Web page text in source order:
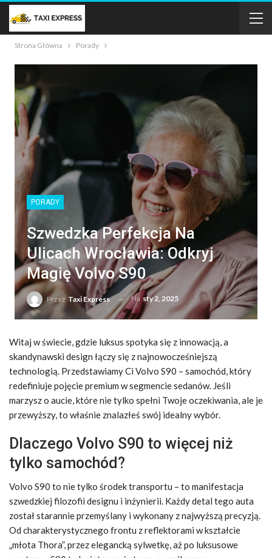
Strona Główna Porady
PORADY
Szwedzka Perfekcja Na
Ulicach Wrocławia: Odkryj
Magię Volvo S90
Przez Taxi Express Na sty 2, 2025
Witaj w świecie, gdzie luksus spotyka się z innowacją, a
skandynawski design łączy się z najnowocześniejszą
technologią. Przedstawiamy Ci Volvo S90 – samochód, który
redefiniuje pojęcie premium w segmencie sedanów. Jeśli
marzysz o aucie, które nie tylko spełni Twoje oczekiwania, ale je
przewyższy, to właśnie znalazłeś swój idealny wybór.
Dlaczego Volvo S90 to więcej niż
tylko samochód?
Volvo S90 to nie tylko środek transportu – to manifestacja
szwedzkiej filozofii designu i inżynierii. Każdy detal tego auta
został starannie przemyślany i wykonany z najwyższą precyzją.
Od charakterystycznego frontu z reflektorami w kształcie
„młota Thora”, przez elegancką sylwetkę, aż po luksusowe